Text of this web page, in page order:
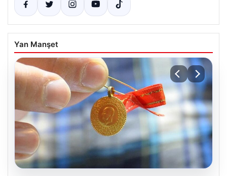
Yan Manşet